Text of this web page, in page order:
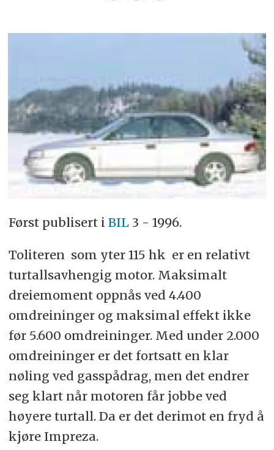
Først publisert i BIL3 - 1996.
Toliteren  som yter 115 hk  er en relativt
turtallsavhengig motor. Maksimalt
dreiemoment oppnås ved 4.400
omdreininger og maksimal effekt ikke
før 5.600 omdreininger. Med under 2.000
omdreininger er det fortsatt en klar
nøling ved gasspådrag, men det endrer
seg klart når motoren får jobbe ved
høyere turtall. Da er det derimot en fryd å
kjøre Impreza.